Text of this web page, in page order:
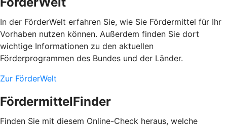
In der FörderWelt erfahren Sie, wie Sie Fördermittel für Ihr
Vorhaben nutzen können. Außerdem finden Sie dort
wichtige Informationen zu den aktuellen
Förderprogrammen des Bundes und der Länder.
Zur FörderWelt
FördermittelFinder
Finden Sie mit diesem Online-Check heraus, welche